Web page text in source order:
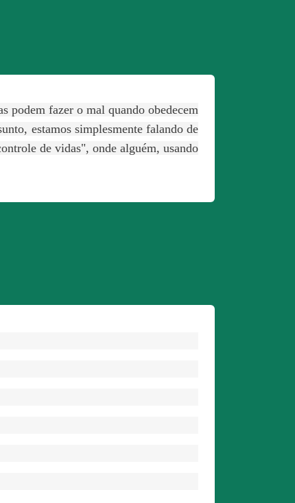
podem fazer o mal quando obedecem
estamos simplesmente falando de
de vidas", onde alguém, usando